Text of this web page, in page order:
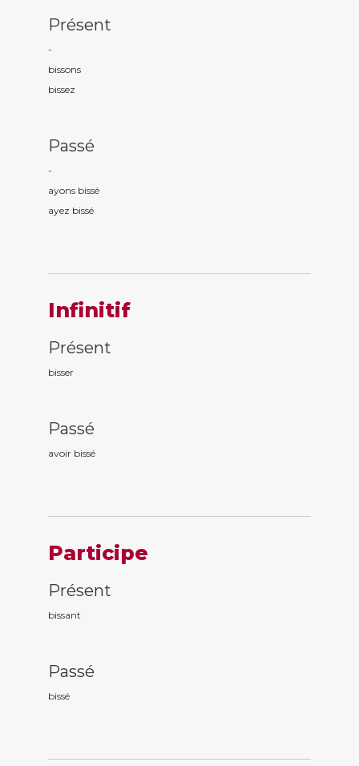
Présent
-
bissons
bissez
Passé
-
ayons bissé
ayez bissé
Infinitif
Présent
bisser
Passé
avoir bissé
Participe
Présent
bissant
Passé
bissé